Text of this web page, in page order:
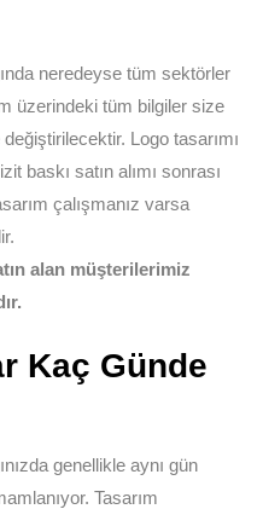
neredeyse tüm sektörler
üzerindeki tüm bilgiler size
Logo tasarımı
baskı satın alımı sonrası
çalışmanız varsa
alan müşterilerimiz
Kaç Günde
genellikle aynı gün
Tasarım